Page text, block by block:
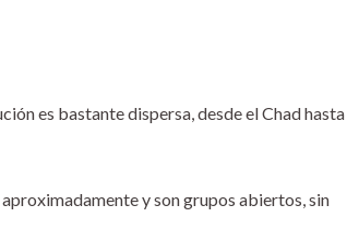
es bastante dispersa, desde el Chad hasta
y son grupos abiertos, sin